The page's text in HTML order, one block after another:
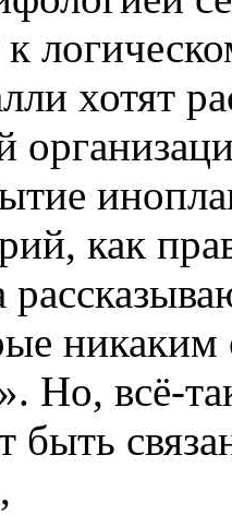
к
хотят
как
никаким
Но, всё-
быть